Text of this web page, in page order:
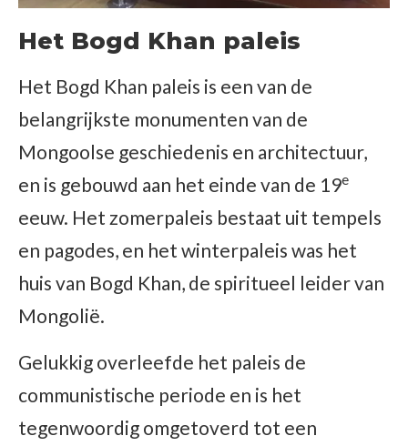
Het Bogd Khan paleis
Het Bogd Khan paleis is een van de
belangrijkste monumenten van de
Mongoolse geschiedenis en architectuur,
en is gebouwd aan het einde van de 19e
eeuw. Het zomerpaleis bestaat uit tempels
en pagodes, en het winterpaleis was het
huis van Bogd Khan, de spiritueel leider van
Mongolië.
Gelukkig overleefde het paleis de
communistische periode en is het
tegenwoordig omgetoverd tot een